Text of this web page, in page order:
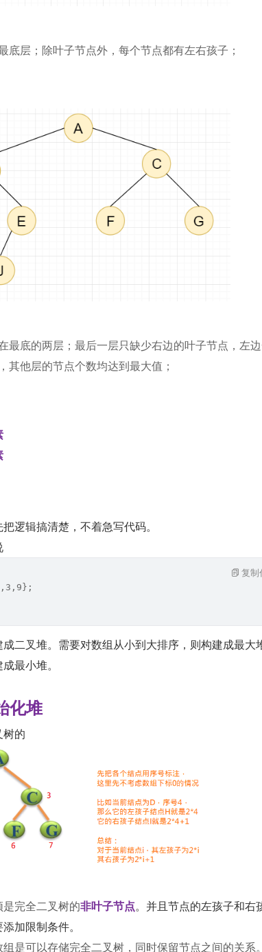
底层；除叶子节点外，每个节点都有左右孩子；
最底的两层；最后一层只缺少右边的叶子节点，左
其他层的节点个数均达到最大值；
逻辑搞清楚，不着急写代码。
复制
二叉堆。需要对数组从小到大排序，则构建成最大
最小堆。
化堆
的
完全二叉树的非叶子节点。并且节点的左孩子和右
加限制条件。
是可以存储完全二叉树，同时保留节点之间的关系